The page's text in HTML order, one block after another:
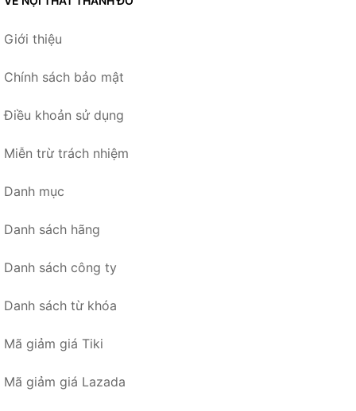
Giới thiệu
Chính sách bảo mật
Điều khoản sử dụng
Miễn trừ trách nhiệm
Danh mục
Danh sách hãng
Danh sách công ty
Danh sách từ khóa
Mã giảm giá Tiki
Mã giảm giá Lazada